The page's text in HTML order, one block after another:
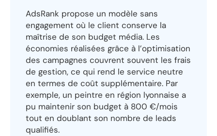
AdsRank propose un modèle sans
engagement où le client conserve la
maîtrise de son budget média. Les
économies réalisées grâce à l’optimisation
des campagnes couvrent souvent les frais
de gestion, ce qui rend le service neutre
en termes de coût supplémentaire. Par
exemple, un peintre en région lyonnaise a
pu maintenir son budget à 800 €/mois
tout en doublant son nombre de leads
qualifiés.